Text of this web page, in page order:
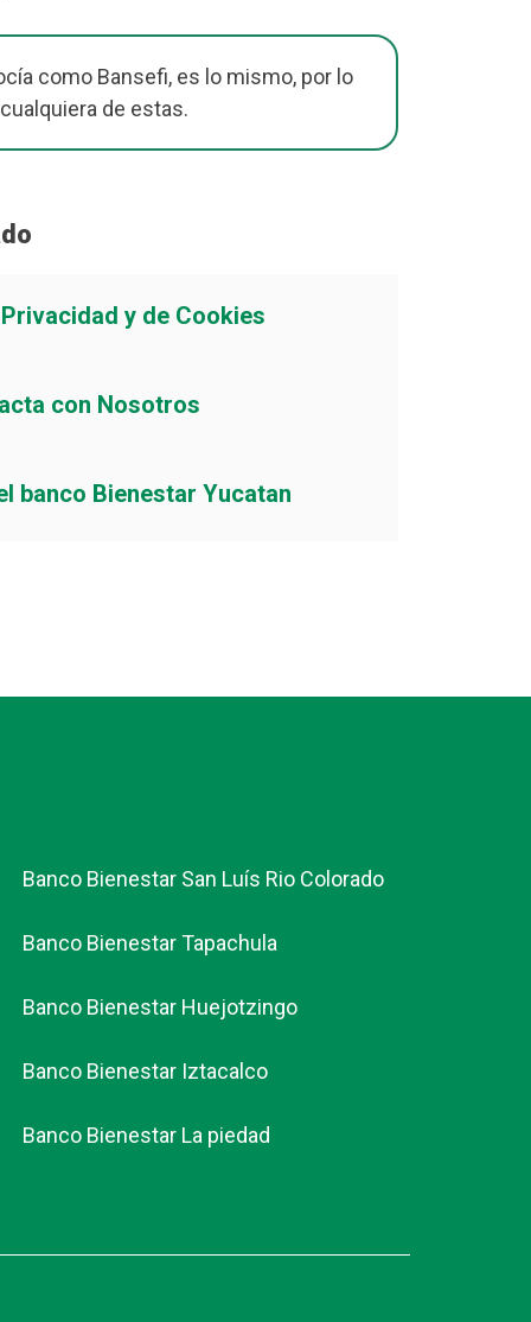
como Bansefi, es lo mismo, por lo
de estas.
y de Cookies
con Nosotros
banco Bienestar Yucatan
Banco Bienestar San Luís Rio Colorado
Banco Bienestar Tapachula
Banco Bienestar Huejotzingo
Banco Bienestar Iztacalco
Banco Bienestar La piedad